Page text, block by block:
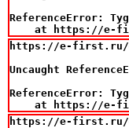
ReferenceError:
at https://e-
https://e-first.ru/
Uncaught
ReferenceError:
at https://e-
https://e-first.ru/